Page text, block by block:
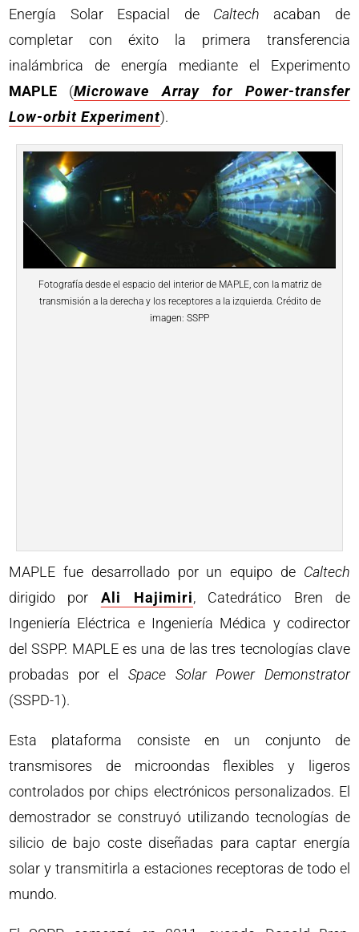
Energía Solar Espacial de Caltech acaban de
completar con éxito la primera transferencia
inalámbrica de energía mediante el Experimento
MAPLE (Microwave Array for Power-transfer
Low-orbit Experiment).
Fotografía desde el espacio del interior de MAPLE, con la matriz de
transmisión a la derecha y los receptores a la izquierda. Crédito de
imagen: SSPP
MAPLE fue desarrollado por un equipo de Caltech
dirigido por Ali Hajimiri, Catedrático Bren de
Ingeniería Eléctrica e Ingeniería Médica y codirector
del SSPP. MAPLE es una de las tres tecnologías clave
probadas por el Space Solar Power Demonstrator
(SSPD-1).
Esta plataforma consiste en un conjunto de
transmisores de microondas flexibles y ligeros
controlados por chips electrónicos personalizados. El
demostrador se construyó utilizando tecnologías de
silicio de bajo coste diseñadas para captar energía
solar y transmitirla a estaciones receptoras de todo el
mundo.